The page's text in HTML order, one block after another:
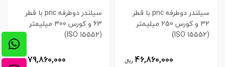
سیلندر دوطرفه pnc با قطر
32 و کورس 250 میلیمتر
(ISO 15552)
46,860,000 ریال
سیلندر دوطرفه pnc با قطر
63 و کورس 300 میلیمتر
(ISO 15552)
79,860,000 ریال